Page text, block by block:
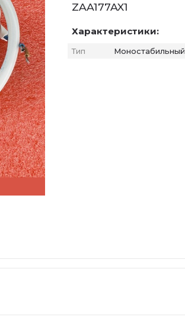
ZAA177AX1
Характеристики:
Тип Моностабильный